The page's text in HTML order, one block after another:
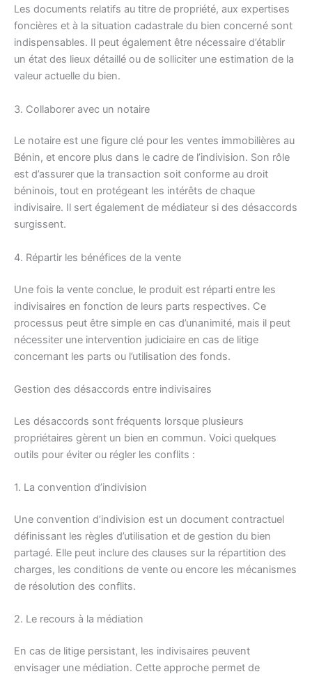
Les documents relatifs au titre de propriété, aux expertises
foncières et à la situation cadastrale du bien concerné sont
indispensables. Il peut également être nécessaire d’établir
un état des lieux détaillé ou de solliciter une estimation de la
valeur actuelle du bien.
3. Collaborer avec un notaire
Le notaire est une figure clé pour les ventes immobilières au
Bénin, et encore plus dans le cadre de l’indivision. Son rôle
est d’assurer que la transaction soit conforme au droit
béninois, tout en protégeant les intérêts de chaque
indivisaire. Il sert également de médiateur si des désaccords
surgissent.
4. Répartir les bénéfices de la vente
Une fois la vente conclue, le produit est réparti entre les
indivisaires en fonction de leurs parts respectives. Ce
processus peut être simple en cas d’unanimité, mais il peut
nécessiter une intervention judiciaire en cas de litige
concernant les parts ou l’utilisation des fonds.
Gestion des désaccords entre indivisaires
Les désaccords sont fréquents lorsque plusieurs
propriétaires gèrent un bien en commun. Voici quelques
outils pour éviter ou régler les conflits :
1. La convention d’indivision
Une convention d’indivision est un document contractuel
définissant les règles d’utilisation et de gestion du bien
partagé. Elle peut inclure des clauses sur la répartition des
charges, les conditions de vente ou encore les mécanismes
de résolution des conflits.
2. Le recours à la médiation
En cas de litige persistant, les indivisaires peuvent
envisager une médiation. Cette approche permet de